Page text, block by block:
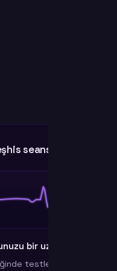
05 Müdahale: Terapi
İlişkinizin kriz
terapistinizle buluşun.